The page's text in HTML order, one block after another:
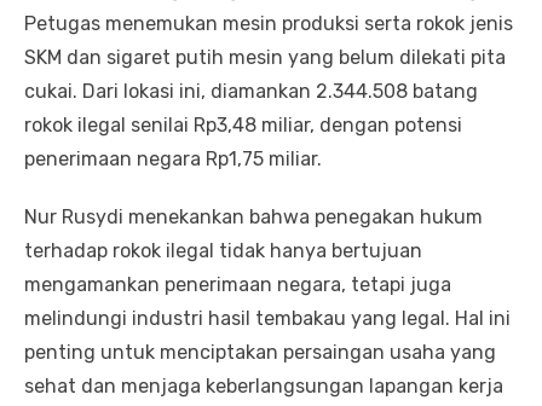
Petugas menemukan mesin produksi serta rokok jenis
SKM dan sigaret putih mesin yang belum dilekati pita
cukai. Dari lokasi ini, diamankan 2.344.508 batang
rokok ilegal senilai Rp3,48 miliar, dengan potensi
penerimaan negara Rp1,75 miliar.
Nur Rusydi menekankan bahwa penegakan hukum
terhadap rokok ilegal tidak hanya bertujuan
mengamankan penerimaan negara, tetapi juga
melindungi industri hasil tembakau yang legal. Hal ini
penting untuk menciptakan persaingan usaha yang
sehat dan menjaga keberlangsungan lapangan kerja